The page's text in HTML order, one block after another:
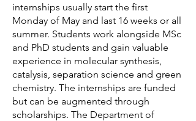
internships usually start the first
Monday of May and last 16 weeks or all
summer. Students work alongside MSc
and PhD students and gain valuable
experience in molecular synthesis,
catalysis, separation science and green
chemistry. The internships are funded
but can be augmented through
scholarships. The Department of